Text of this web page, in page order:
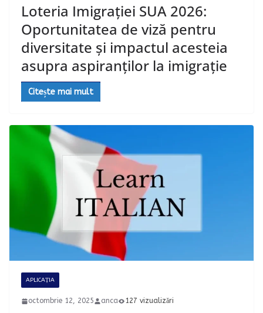
Loteria Imigrației SUA 2026:
Oportunitatea de viză pentru
diversitate și impactul acesteia
asupra aspiranților la imigrație
Citește mai mult
APLICAȚIA
octombrie 12, 2025 anca 127 vizualizări